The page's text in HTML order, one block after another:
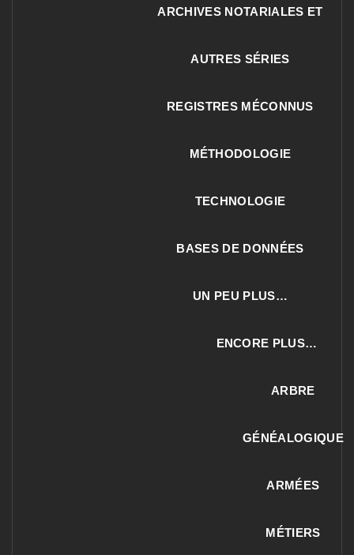
ARCHIVES NOTARIALES ET
AUTRES SÉRIES
REGISTRES MÉCONNUS
MÉTHODOLOGIE
TECHNOLOGIE
BASES DE DONNÉES
UN PEU PLUS…
ENCORE PLUS…
ARBRE
GÉNÉALOGIQUE
ARMÉES
MÉTIERS